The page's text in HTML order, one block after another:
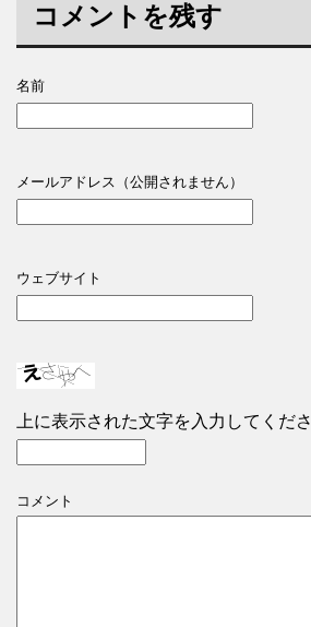
コメントを残す
名前
メールアドレス（公開されません）
ウェブサイト
上に表示された文字を入力してくださ
コメント